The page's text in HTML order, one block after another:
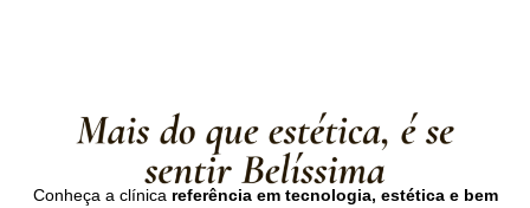
Conheça a clínica referência em tecnologia, estética e bem